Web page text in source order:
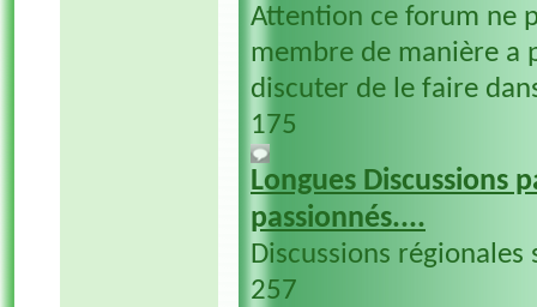
Attention ce forum ne
membre de manière a
discuter de le faire
175
Longues Discussions
passionnés....
Discussions
257